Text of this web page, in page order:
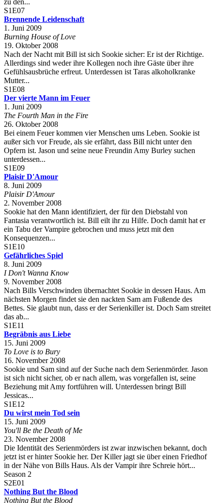
S1E07
Brennende Leidenschaft
1. Juni 2009
Burning House of Love
19. Oktober 2008
Nach der Nacht mit Bill ist sich Sookie sicher: Er ist der Richtige.
Allerdings sind weder ihre Kollegen noch ihre Gäste über ihre
Gefühlsausbrüche erfreut. Unterdessen ist Taras alkoholkranke
Mutter...
S1E08
Der vierte Mann im Feuer
1. Juni 2009
The Fourth Man in the Fire
26. Oktober 2008
Bei einem Feuer kommen vier Menschen ums Leben. Sookie ist
außer sich vor Freude, als sie erfährt, dass Bill nicht unter den
Opfern ist. Jason und seine neue Freundin Amy Burley suchen
unterdessen...
S1E09
Plaisir D'Amour
8. Juni 2009
Plaisir D'Amour
2. November 2008
Sookie hat den Mann identifiziert, der für den Diebstahl von
Fantasia verantwortlich ist. Bill eilt ihr zu Hilfe. Doch damit hat er
ein Tabu der Vampire gebrochen und muss jetzt mit den
Konsequenzen...
S1E10
Gefährliches Spiel
8. Juni 2009
I Don't Wanna Know
9. November 2008
Nach Bills Verschwinden übernachtet Sookie in dessen Haus. Am
nächsten Morgen findet sie den nackten Sam am Fußende des
Bettes. Sie glaubt nun, dass er der Serienkiller ist. Doch Sam streitet
das ab...
S1E11
Begräbnis aus Liebe
15. Juni 2009
To Love is to Bury
16. November 2008
Sookie und Sam sind auf der Suche nach dem Serienmörder. Jason
ist sich nicht sicher, ob er nach allem, was vorgefallen ist, seine
Beziehung mit Amy fortführen will. Unterdessen bringt Bill
Jessicas...
S1E12
Du wirst mein Tod sein
15. Juni 2009
You'll Be the Death of Me
23. November 2008
Die Identität des Serienmörders ist zwar inzwischen bekannt, doch
jetzt ist er hinter Sookie her. Der Killer jagt sie über einen Friedhof
in der Nähe von Bills Haus. Als der Vampir ihre Schreie hört...
Season 2
S2E01
Nothing But the Blood
Nothing But the Blood